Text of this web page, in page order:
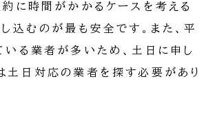
に時間がかかるケースを考える
込むのが最も安全です。また、平
いる業者が多いため、土日に申し
土日対応の業者を探す必要があり